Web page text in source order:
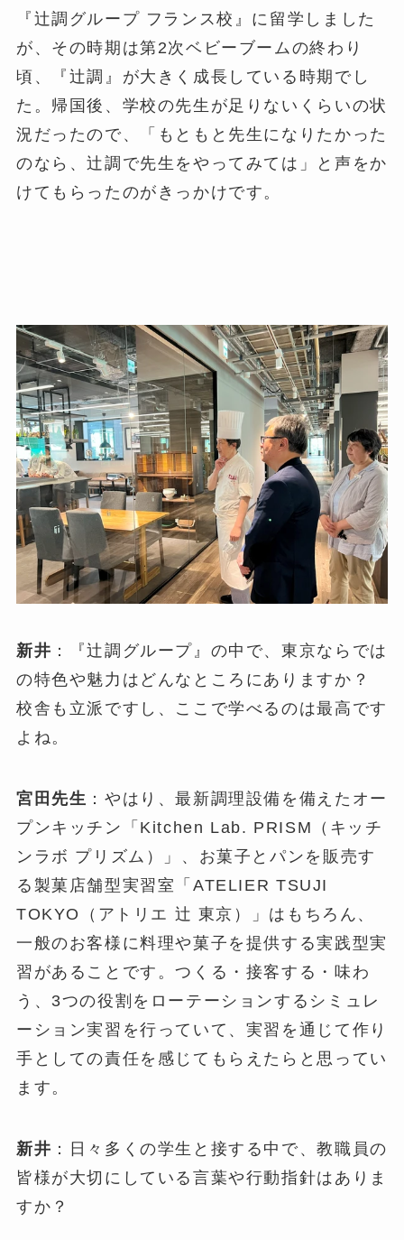
『辻調グループ フランス校』に留学しました
が、その時期は第2次ベビーブームの終わり
頃、『辻調』が大きく成長している時期でし
た。帰国後、学校の先生が足りないくらいの状
況だったので、「もともと先生になりたかった
のなら、辻調で先生をやってみては」と声をか
けてもらったのがきっかけです。
新井 ：『辻調グループ』の中で、東京ならでは
の特色や魅力はどんなところにありますか？
校舎も立派ですし、ここで学べるのは最高です
よね。
宮田先生 ：やはり、最新調理設備を備えたオー
プンキッチン「Kitchen Lab. PRISM（キッチ
ンラボ プリズム）」、お菓子とパンを販売す
る製菓店舗型実習室「ATELIER TSUJI
TOKYO（アトリエ 辻 東京）」はもちろん、
一般のお客様に料理や菓子を提供する実践型実
習があることです。つくる・接客する・味わ
う、3つの役割をローテーションするシミュレ
ーション実習を行っていて、実習を通じて作り
手としての責任を感じてもらえたらと思ってい
ます。
新井 ：日々多くの学生と接する中で、教職員の
皆様が大切にしている言葉や行動指針はありま
すか？